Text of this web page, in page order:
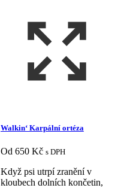
Walkin‘ Karpální ortéza
Od 650 Kč s DPH
Když psi utrpí zranění v
kloubech dolních končetin,